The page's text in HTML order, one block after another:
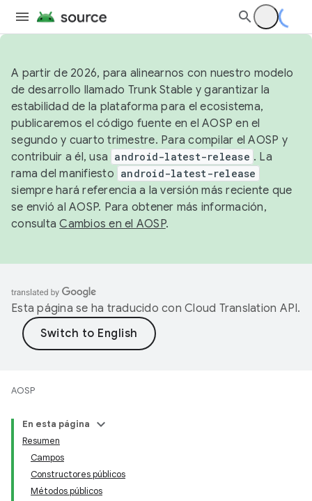
A partir de 2026, para alinearnos con nuestro modelo
de desarrollo llamado Trunk Stable y garantizar la
estabilidad de la plataforma para el ecosistema,
publicaremos el código fuente en el AOSP en el
segundo y cuarto trimestre. Para compilar el AOSP y
contribuir a él, usa android-latest-release . La
rama del manifiesto android-latest-release
siempre hará referencia a la versión más reciente que
se envió al AOSP. Para obtener más información,
consultaCambios en el AOSP.
Esta página se ha traducido con Cloud Translation API.
AOSP
En esta página
Resumen
Campos
Constructores públicos
Métodos públicos